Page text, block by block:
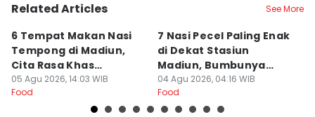
Related Articles See More
6 Tempat Makan Nasi
Tempong di Madiun,
Cita Rasa Khas
Banyuwangi
05 Agu 2026, 14:03 WIB
Food
7 Nasi Pecel Paling Enak
di Dekat Stasiun
Madiun, Bumbunya
Khas
04 Agu 2026, 04:16 WIB
Food